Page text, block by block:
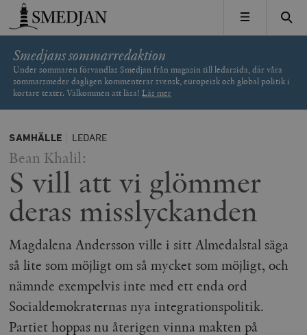
Timbro
MENY
Smedjans sommarredaktion
Under sommaren förvandlas Smedjan från magasin till ledarsida, där våra
sommarsmeder dagligen kommenterar svensk, europeisk och global politik i
kortare texter. Välkommen att läsa!Läs mer
SAMHÄLLE LEDARE
Bean Khalil:
S vill att vi glömmer
deras misslyckanden
Magdalena Andersson ville i sitt Almedalstal säga
så lite som möjligt om så mycket som möjligt, och
nämnde exempelvis inte med ett enda ord
Socialdemokraternas nya integrationspolitik.
Partiet hoppas nu återigen vinna makten på